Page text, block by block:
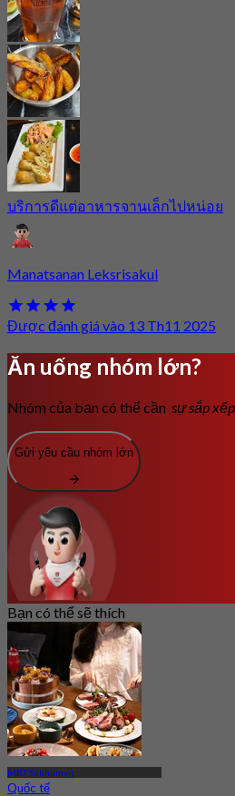
บริการดีแต่อาหารจานเล็กไปหน่อย
Manatsanan Leksrisakul
Được đánh giá vào 13 Th11 2025
Ăn uống nhóm lớn?
Nhóm của bạn có thể cần sự sắp
Gửi yêu cầu nhóm lớn
Bạn có thể sẽ thích
MRT Sukhumvit
Quốc tế